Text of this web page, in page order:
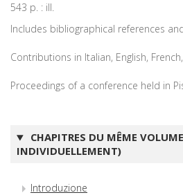
543 p. : ill.
Includes bibliographical references
Contributions in Italian, English,
Proceedings of a conference held in
CHAPITRES DU MÊME
INDIVIDUELLEMENT)
Introduzione